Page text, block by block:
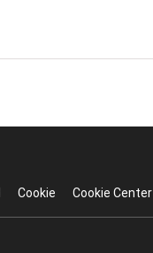
Cookie Cookie Center